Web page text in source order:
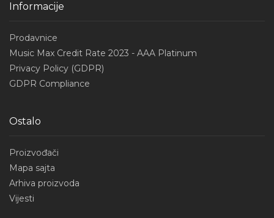
Informacije
Prodavnice
Music Max Credit Rate 2023 - AAA Platinum
Privacy Policy (GDPR)
GDPR Compliance
Ostalo
Proizvođači
Mapa sajta
Arhiva proizvoda
Vijesti